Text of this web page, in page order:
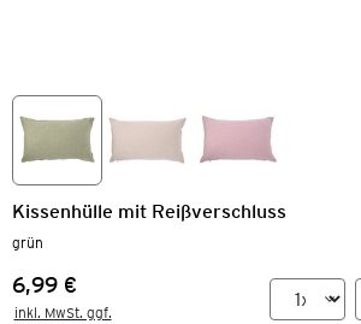
Kissenhülle mit Reißverschluss
grün
Preis:
6,99 €
inkl. MwSt. ggf.